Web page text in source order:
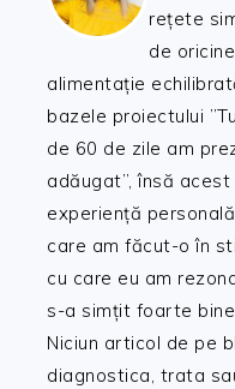
rețete
de
alimentație
bazele proiectului
de 60 de zile am
adăugat”, însă
experiență
care am făcut-o în
cu care eu am
s-a simțit foarte
Niciun articol de pe
diagnostica, trata